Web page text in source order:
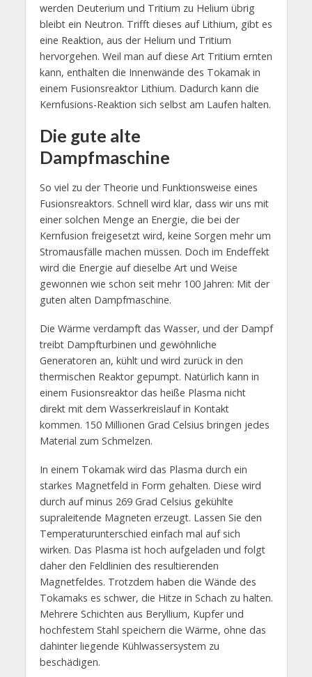
werden Deuterium und Tritium zu Helium übrig
bleibt ein Neutron. Trifft dieses auf Lithium, gibt es
eine Reaktion, aus der Helium und Tritium
hervorgehen. Weil man auf diese Art Tritium ernten
kann, enthalten die Innenwände des Tokamak in
einem Fusionsreaktor Lithium. Dadurch kann die
Kernfusions-Reaktion sich selbst am Laufen halten.
Die gute alte
Dampfmaschine
So viel zu der Theorie und Funktionsweise eines
Fusionsreaktors. Schnell wird klar, dass wir uns mit
einer solchen Menge an Energie, die bei der
Kernfusion freigesetzt wird, keine Sorgen mehr um
Stromausfälle machen müssen. Doch im Endeffekt
wird die Energie auf dieselbe Art und Weise
gewonnen wie schon seit mehr 100 Jahren: Mit der
guten alten Dampfmaschine.
Die Wärme verdampft das Wasser, und der Dampf
treibt Dampfturbinen und gewöhnliche
Generatoren an, kühlt und wird zurück in den
thermischen Reaktor gepumpt. Natürlich kann in
einem Fusionsreaktor das heiße Plasma nicht
direkt mit dem Wasserkreislauf in Kontakt
kommen. 150 Millionen Grad Celsius bringen jedes
Material zum Schmelzen.
In einem Tokamak wird das Plasma durch ein
starkes Magnetfeld in Form gehalten. Diese wird
durch auf minus 269 Grad Celsius gekühlte
supraleitende Magneten erzeugt. Lassen Sie den
Temperaturunterschied einfach mal auf sich
wirken. Das Plasma ist hoch aufgeladen und folgt
daher den Feldlinien des resultierenden
Magnetfeldes. Trotzdem haben die Wände des
Tokamaks es schwer, die Hitze in Schach zu halten.
Mehrere Schichten aus Beryllium, Kupfer und
hochfestem Stahl speichern die Wärme, ohne das
dahinter liegende Kühlwassersystem zu
beschädigen.